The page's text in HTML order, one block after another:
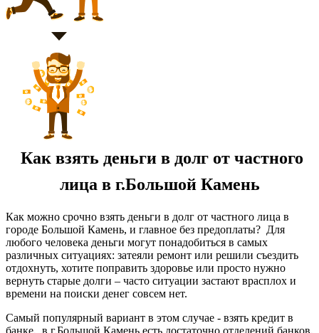
Как взять деньги в долг от частного
лица в г.Большой Камень
Как можно срочно взять деньги в долг от частного лица в
городе Большой Камень, и главное без предоплаты? Для
любого человека деньги могут понадобиться в самых
различных ситуациях: затеяли ремонт или решили съездить
отдохнуть, хотите поправить здоровье или просто нужно
вернуть старые долги – часто ситуации застают врасплох и
времени на поиски денег совсем нет.
Самый популярный вариант в этом случае - взять кредит в